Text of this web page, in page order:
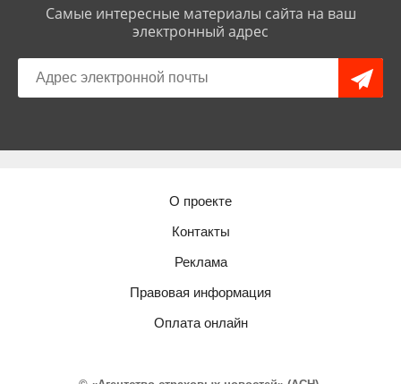
Самые интересные материалы сайта на ваш
электронный адрес
О проекте
Контакты
Реклама
Правовая информация
Оплата онлайн